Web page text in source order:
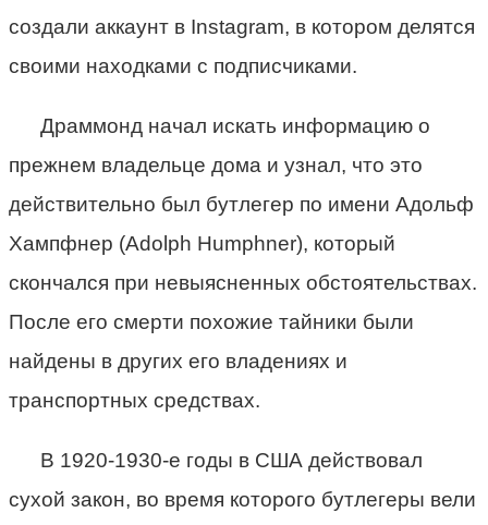
создали аккаунт в Instagram, в котором делятся
своими находками с подписчиками.
Драммонд начал искать информацию о
прежнем владельце дома и узнал, что это
действительно был бутлегер по имени Адольф
Хампфнер (Adolph Humphner), который
скончался при невыясненных обстоятельствах.
После его смерти похожие тайники были
найдены в других его владениях и
транспортных средствах.
В 1920-1930-е годы в США действовал
сухой закон, во время которого бутлегеры вели